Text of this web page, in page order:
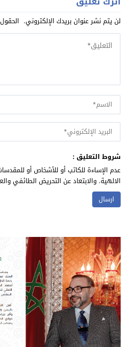
لن يتم نشر عنوان بريدك الإلكتروني.
شروط التعليق :
عدم الإساءة للكاتب أو للأشخاص أو
الالهية. والابتعاد عن التحريض الطائفي